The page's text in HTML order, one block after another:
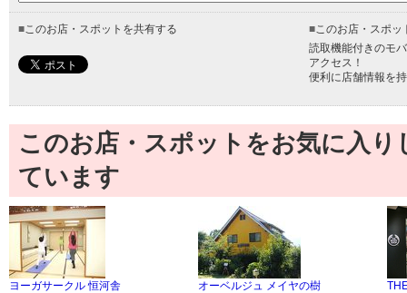
■このお店・スポットを共有する ■このお店・スポッ
読取機能付きのモ
アクセス！
便利に店舗情報を
このお店・スポットをお気に入
ています
ヨーガサークル 恒河舎
オーベルジュ メイヤの樹